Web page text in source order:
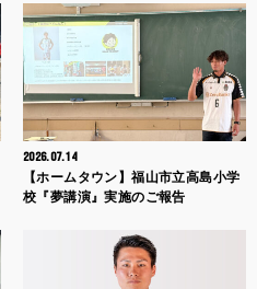
2026.07.14
【ホームタウン】福山市立高島小学
校『夢講演』実施のご報告